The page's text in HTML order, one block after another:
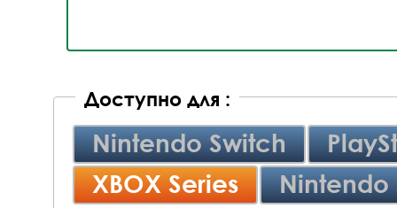
Доступно для :
Nintendo Switch
XBOX Series
Nintendo